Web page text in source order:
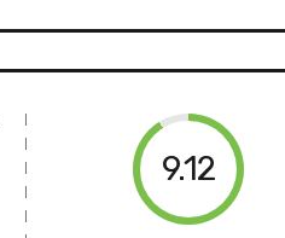
9.12